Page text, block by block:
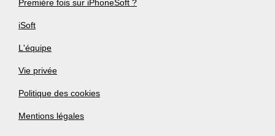
Première fois sur iPhoneSoft ?
iSoft
L'équipe
Vie privée
Politique des cookies
Mentions légales